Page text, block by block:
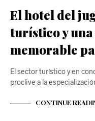
El hotel del
turístico y
memorable
El sector turístico y en
proclive a la
CONTINUE